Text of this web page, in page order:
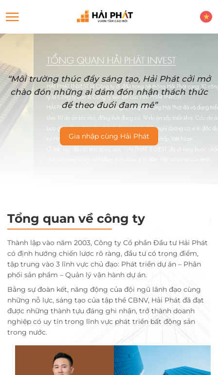
“Môi trường thúc đẩy sáng tạo, Hải Phát cởi mở
chào đón những ai dám đón nhận thách thức
để theo đuổi đam mê”
Gia nhập cùng Hải Phát
Tổng quan về công ty
Thành lập vào năm 2003, Công ty Cổ phần Đầu tư Hải Phát
có định hướng chiến lược rõ ràng, đầu tư có trọng điểm,
tập trung vào 3 lĩnh vực chủ đạo: Phát triển dự án – Phân
phối sản phẩm – Quản lý vận hành dự án.
Bằng sự đoàn kết, năng động của đội ngũ lãnh đạo cùng
những nỗ lực, sáng tạo của tập thể CBNV, Hải Phát đã đạt
được những thành tựu đáng ghi nhận, trở thành doanh
nghiệp có uy tín trong lĩnh vực phát triển bất động sản
trong nước.